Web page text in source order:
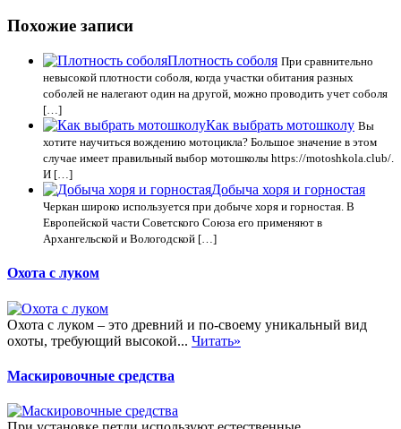
Похожие записи
Плотность соболя При сравнительно
невысокой плотности соболя, когда участки обитания разных
соболей не налегают один на другой, можно проводить учет соболя
[…]
Как выбрать мотошколу Вы
хотите научиться вождению мотоцикла? Большое значение в этом
случае имеет правильный выбор мотошколы https://motoshkola.club/.
И […]
Добыча хоря и горностая
Черкан широко используется при добыче хоря и горностая. В
Европейской части Советского Союза его применяют в
Архангельской и Вологодской […]
Охота с луком
Охота с луком – это древний и по-своему уникальный вид
охоты, требующий высокой... Читать»
Маскировочные средства